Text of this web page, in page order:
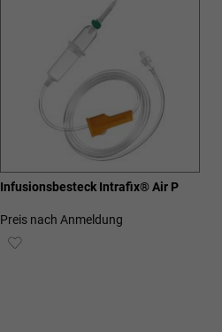
Infusionsbesteck Intrafix® Air P
Preis nach Anmeldung